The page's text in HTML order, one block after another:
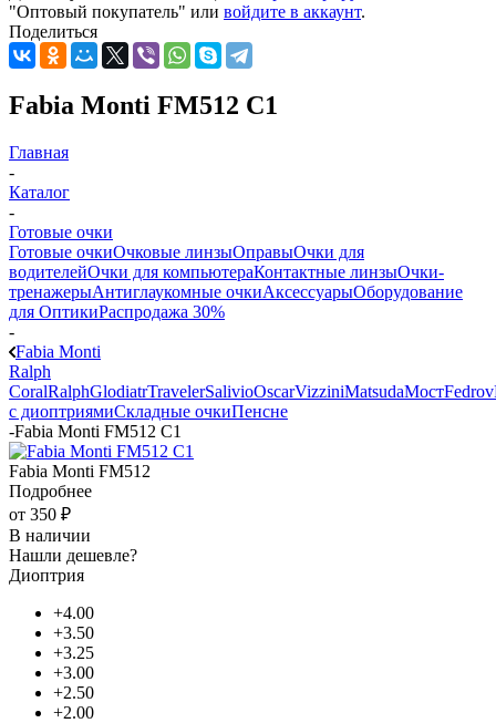
"Оптовый покупатель" или войдите в аккаунт.
Поделиться
Fabia Monti FM512 C1
Главная
-
Каталог
-
Готовые очки
Готовые очкиОчковые линзыОправыОчки для
водителейОчки для компьютераКонтактные линзыОчки-
тренажерыАнтиглаукомные очкиАксессуарыОборудование
для ОптикиРаспродажа 30%
-
Fabia Monti
Ralph
CoralRalphGlodiatrTravelerSalivioOscarVizziniMatsudaМостFedrov
с диоптриямиСкладные очкиПенсне
-Fabia Monti FM512 C1
Fabia Monti FM512
Подробнее
от 350 ₽
В наличии
Нашли дешевле?
Диоптрия
+4.00
+3.50
+3.25
+3.00
+2.50
+2.00